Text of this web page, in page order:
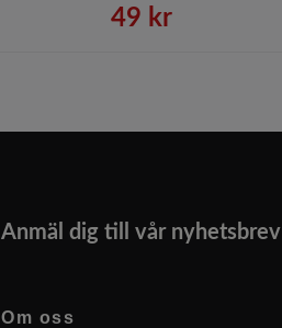
49 kr
Anmäl dig till vår nyhetsbrev
Om oss